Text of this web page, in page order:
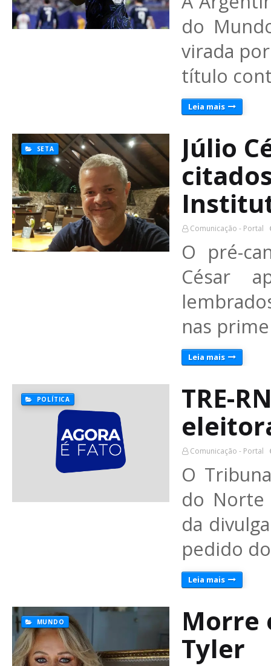
do
virada
título
Leia mais
SETA
Júlio
Comunicação - Portal
O pré-
César
nas
Leia mais
POLÍTICA
TRE-
Comunicação - Portal
O
do Norte
da
pedido
Leia mais
MUNDO
Morre
Tyler